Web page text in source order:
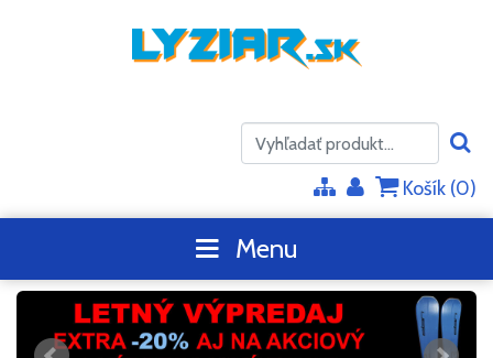
Košík (0)
Menu